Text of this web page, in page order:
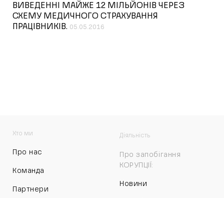
ВИВЕДЕННІ МАЙЖЕ 12 МІЛЬЙОНІВ ЧЕРЕЗ
СХЕМУ МЕДИЧНОГО СТРАХУВАННЯ
ПРАЦІВНИКІВ. 05.05.2016
Хто ми
Про нас
Команда
Партнери
Діяльність
Про запобігання
КОРУПЦІЇ:
Новини